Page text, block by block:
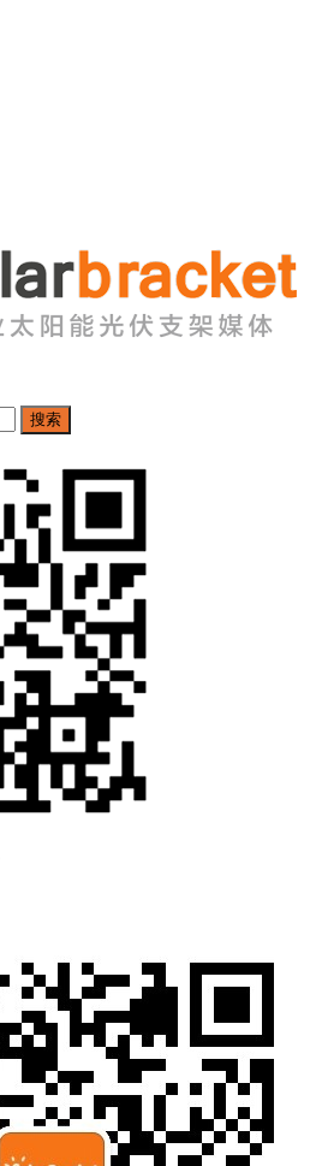
搜索